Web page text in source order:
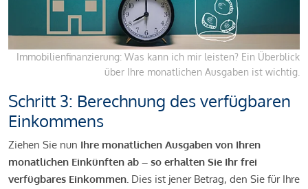
Immobilienfinanzierung: Was kann ich mir leisten? Ein Überblick
über Ihre monatlichen Ausgaben ist wichtig.
Schritt 3: Berechnung des verfügbaren
Einkommens
Ziehen Sie nun Ihre monatlichen Ausgaben von Ihren
monatlichen Einkünften ab – so erhalten Sie Ihr frei
verfügbares Einkommen. Dies ist jener Betrag, den Sie für Ihre